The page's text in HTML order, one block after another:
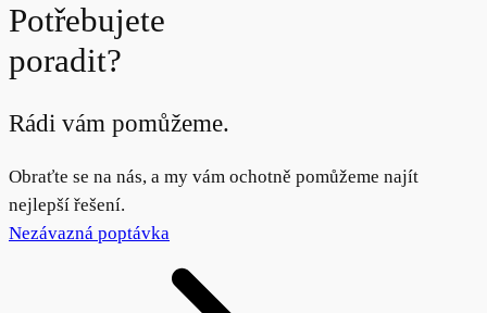
Potřebujete
poradit?
Rádi vám pomůžeme.
Obraťte se na nás, a my vám ochotně pomůžeme najít
nejlepší řešení.
Nezávazná poptávka